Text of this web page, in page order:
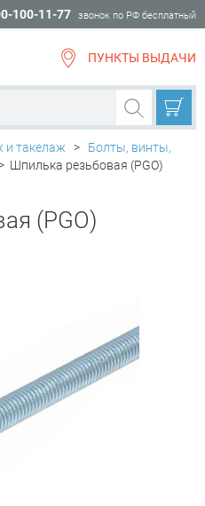
100-11-77 звонок по РФ бесплатный
ПУНКТЫ ВЫДАЧИ
и такелаж >
Болты, винты,
Шпилька резьбовая (PGO)
(PGO)